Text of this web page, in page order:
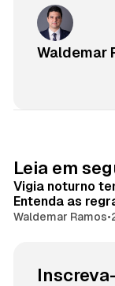
Waldemar
Leia em
Vigia noturno
Entenda as
Waldemar Ramos•